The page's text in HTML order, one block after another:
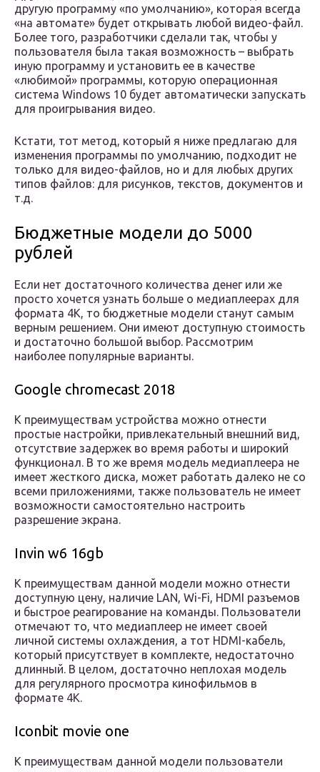
другую программу «по умолчанию», которая всегда
«на автомате» будет открывать любой видео-файл.
Более того, разработчики сделали так, чтобы у
пользователя была такая возможность – выбрать
иную программу и установить ее в качестве
«любимой» программы, которую операционная
система Windows 10 будет автоматически запускать
для проигрывания видео.
Кстати, тот метод, который я ниже предлагаю для
изменения программы по умолчанию, подходит не
только для видео-файлов, но и для любых других
типов файлов: для рисунков, текстов, документов и
т.д.
Бюджетные модели до 5000
рублей
Если нет достаточного количества денег или же
просто хочется узнать больше о медиаплеерах для
формата 4К, то бюджетные модели станут самым
верным решением. Они имеют доступную стоимость
и достаточно большой выбор. Рассмотрим
наиболее популярные варианты.
Google chromecast 2018
К преимуществам устройства можно отнести
простые настройки, привлекательный внешний вид,
отсутствие задержек во время работы и широкий
функционал. В то же время модель медиаплеера не
имеет жесткого диска, может работать далеко не со
всеми приложениями, также пользователь не имеет
возможности самостоятельно настроить
разрешение экрана.
Invin w6 16gb
К преимуществам данной модели можно отнести
доступную цену, наличие LAN, Wi-Fi, HDMI разъемов
и быстрое реагирование на команды. Пользователи
отмечают то, что медиаплеер не имеет своей
личной системы охлаждения, а тот HDMI-кабель,
который присутствует в комплекте, недостаточно
длинный. В целом, достаточно неплохая модель
для регулярного просмотра кинофильмов в
формате 4К.
Iconbit movie one
К преимуществам данной модели пользователи